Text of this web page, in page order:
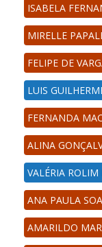
ISABELA
MIRELLE
FELIPE DE
LUIS
FERNANDA
ALINA
VALÉRIA ROLIM
ANA PAULA
AMARILDO